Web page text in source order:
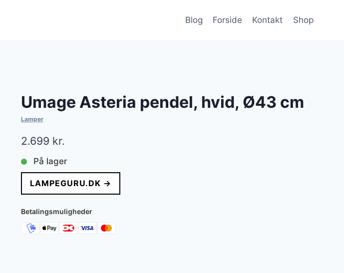
Blog Forside Kontakt Shop
Umage Asteria pendel, hvid, Ø43 cm
Lamper
2.699 kr.
På lager
LAMPEGURU.DK →
Betalingsmuligheder